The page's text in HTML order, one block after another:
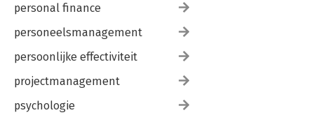
personal finance
personeelsmanagement
persoonlijke effectiviteit
projectmanagement
psychologie